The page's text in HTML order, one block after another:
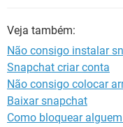
Veja também:
Não consigo instalar
Snapchat criar conta
Não consigo colocar
Baixar snapchat
Como bloquear